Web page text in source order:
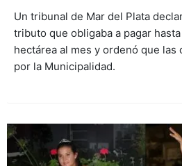
Un tribunal de Mar del Plata
tributo que obligaba a pagar
hectárea al mes y ordenó que las
por la Municipalidad.